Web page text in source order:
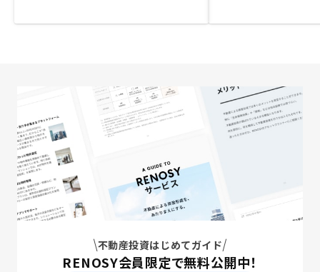
不動産投資はじめてガイド
RENOSY会員限定で無料公開中！